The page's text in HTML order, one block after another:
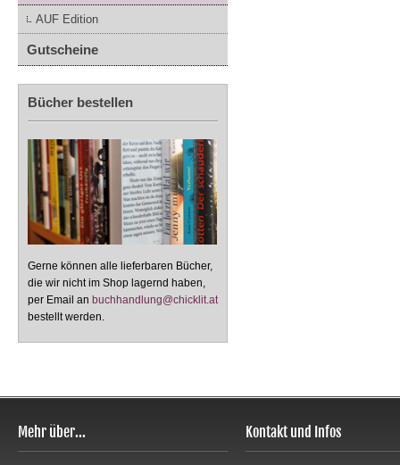
AUF Edition
Gutscheine
Bücher bestellen
Gerne können alle lieferbaren Bücher,
die wir nicht im Shop lagernd haben,
per Email an buchhandlung@chicklit.at
bestellt werden.
Mehr über... Kontakt und Infos